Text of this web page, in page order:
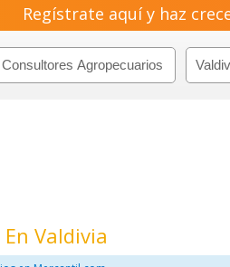
Regístrate aquí y haz
Valdivia